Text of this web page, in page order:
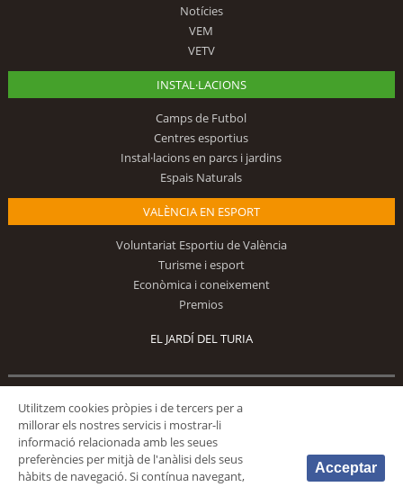
Notícies
VEM
VETV
INSTAL·LACIONS
Camps de Futbol
Centres esportius
Instal·lacions en parcs i jardins
Espais Naturals
VALÈNCIA EN ESPORT
Voluntariat Esportiu de València
Turisme i esport
Econòmica i coneixement
Premios
EL JARDÍ DEL TURIA
Utilitzem cookies pròpies i de tercers per a
millorar els nostres servicis i mostrar-li
informació relacionada amb les seues
preferències per mitjà de l'anàlisi dels seus
hàbits de navegació. Si contínua navegant,
Acceptar